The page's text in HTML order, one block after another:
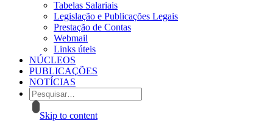
Tabelas Salariais
Legislação e Publicações Legais
Prestação de Contas
Webmail
Links úteis
NÚCLEOS
PUBLICAÇÕES
NOTÍCIAS
Skip to content